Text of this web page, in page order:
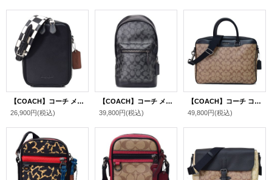
【COACH】コーチ メンズ PVC レザー チェッカーボード プリント スタントン 2WAY クロスボディ 斜め掛け ショルダー バッグ ブラック×チャーク〔日本未発売〕
26,900円(税込)
【COACH】コーチ メンズ コーティングキャンバス レザー シグネチャー ウェスト パック ワンショルダー バックパック ボディーバッグ チャコール×ブラック〔日本未発売〕
39,800円(税込)
【COACH】コーチ コーティングキャンバス カーフレザー シグネチャー ベケット コンパクト 2WAY ビジネス ブリーフケース ショルダーバッグ タン〔日本未発売〕
49,800円(税込)